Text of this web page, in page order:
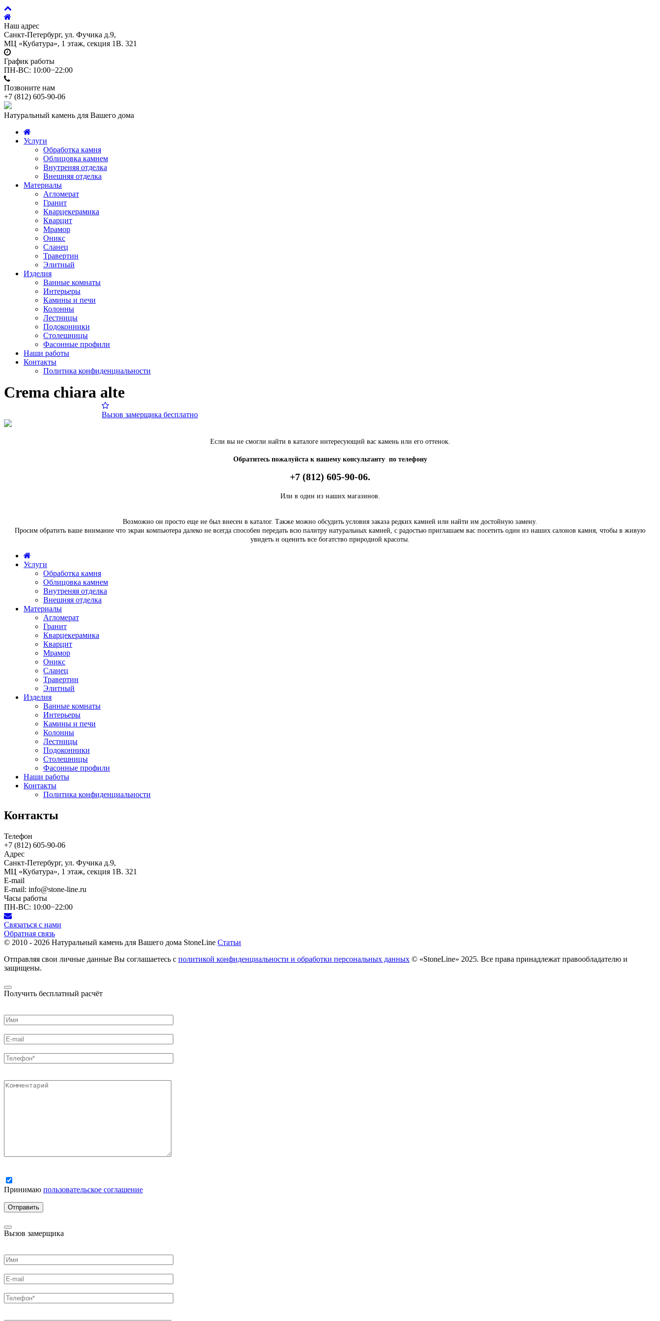
Наш адрес
Санкт-Петербург, ул. Фучика д.9,
МЦ «Кубатура», 1 этаж, секция 1В. 321
График работы
ПН-ВС: 10:00−22:00
Позвоните нам
+7 (812) 605-90-06
Натуральный камень для Вашего дома
Услуги
Обработка камня
Облицовка камнем
Внутреняя отделка
Внешняя отделка
Материалы
Агломерат
Гранит
Кварцекерамика
Кварцит
Мрамор
Оникс
Сланец
Травертин
Элитный
Изделия
Ванные комнаты
Интерьеры
Камины и печи
Колонны
Лестницы
Подоконники
Столешницы
Фасонные профили
Наши работы
Контакты
Политика конфиденциальности
Crema chiara alte
Вызов замерщика бесплатно
Если вы не смогли найти в каталоге интересующий вас камень или его оттенок.
Обратитесь пожалуйста к нашему консультанту по телефону
+7 (812) 605-90-06.
Или в один из наших магазинов.
Возможно он просто еще не был внесен в каталог. Также можно обсудить условия заказа редких камней или найти им достойную замену.
Просим обратить ваше внимание что экран компьютера далеко не всегда способен передать всю палитру натуральных камней, с радостью приглашаем вас посетить один из наших салонов камня, чтобы в живую
увидеть и оценить все богатство природной красоты.
Услуги
Обработка камня
Облицовка камнем
Внутреняя отделка
Внешняя отделка
Материалы
Агломерат
Гранит
Кварцекерамика
Кварцит
Мрамор
Оникс
Сланец
Травертин
Элитный
Изделия
Ванные комнаты
Интерьеры
Камины и печи
Колонны
Лестницы
Подоконники
Столешницы
Фасонные профили
Наши работы
Контакты
Политика конфиденциальности
Контакты
Телефон
+7 (812) 605-90-06
Адрес
Санкт-Петербург, ул. Фучика д.9,
МЦ «Кубатура», 1 этаж, секция 1В. 321
E-mail
E-mail: info@stone-line.ru
Часы работы
ПН-ВС: 10:00−22:00
Связаться с нами
Обратная связь
© 2010 - 2026 Натуральный камень для Вашего дома StoneLine Статьи
Отправляя свои личные данные Вы соглашаетесь с политикой конфиденциальности и обработки персональных данных © «StoneLine» 2025. Все права принадлежат правообладателю и
защищены.
Получить бесплатный расчёт
Принимаю пользовательское соглашение
Вызов замерщика